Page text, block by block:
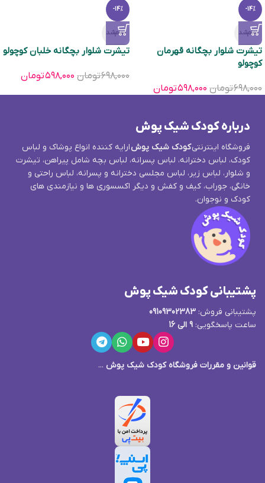
-14%
تمام‌شد
تیشرت شلوار بچگانه قهرمان
کوچولو
۶۹۸,۰۰۰تومان ۵۹۸,۰۰۰تومان
-14%
تمام‌شد
تیشرت شلوار بچگانه خلبان کوچولو
۶۹۸,۰۰۰تومان ۵۹۸,۰۰۰تومان
درباره کودک شیک پوش
فروشگاه اینترنتیکودک شیک پوشارایه کننده انواع پوشاک و لباس
کودک، لباس دخترانه، لباس پسرانه، لباس بچه شامل پیراهن، تیشرت
و شلوار، لباس زیر، لباس مجلسی دخترانه و پسرانه، لباس راحتی و
خانگی، جوراب، کیف و کفش و دیگر اکسسوری ها و نیازمندی های
کودک و نوجوان.
پشتیبانی کودک شیک پوش
پشتیبانی فروش: 09109302383
ساعت پاسخگویی: 9 الی 16
قوانین و مقررات فروشگاه کودک شیک پوش ...